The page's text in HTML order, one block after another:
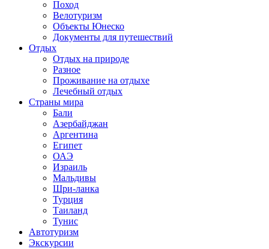
Поход
Велотуризм
Объекты Юнеско
Документы для путешествий
Отдых
Отдых на природе
Разное
Проживание на отдыхе
Лечебный отдых
Страны мира
Бали
Азербайджан
Аргентина
Египет
ОАЭ
Израиль
Мальдивы
Шри-ланка
Турция
Таиланд
Тунис
Автотуризм
Экскурсии